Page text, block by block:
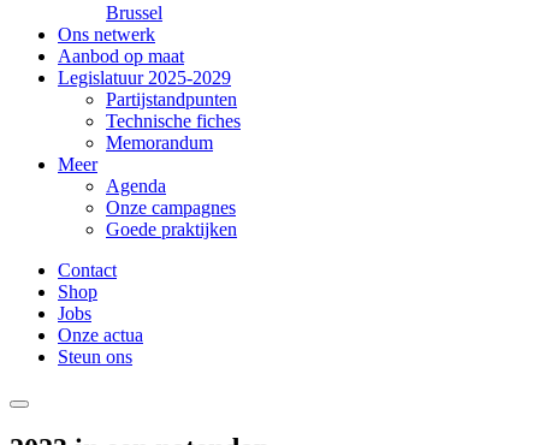
Brussel
Ons netwerk
Aanbod op maat
Legislatuur 2025-2029
Partijstandpunten
Technische fiches
Memorandum
Meer
Agenda
Onze campagnes
Goede praktijken
Contact
Shop
Jobs
Onze actua
Steun ons